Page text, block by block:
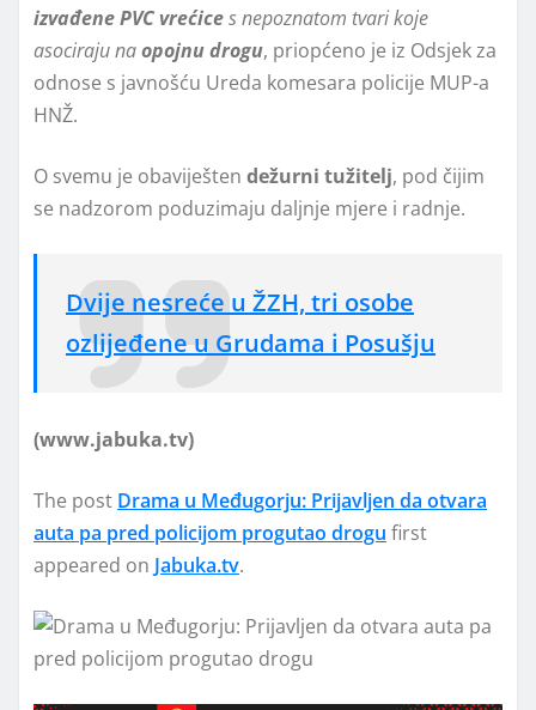
izvađene PVC vrećices nepoznatom tvari koje
asociraju naopojnu drogu, priopćeno je iz Odsjek za
odnose s javnošću Ureda komesara policije MUP-a
HNŽ.
O svemu je obaviješten dežurni tužitelj, pod čijim
se nadzorom poduzimaju daljnje mjere i radnje.
Dvije nesreće u ŽZH, tri osobe
ozlijeđene u Grudama i Posušju
(www.jabuka.tv)
The post Drama u Međugorju: Prijavljen da otvara
auta pa pred policijom progutao drogu first
appeared on Jabuka.tv.